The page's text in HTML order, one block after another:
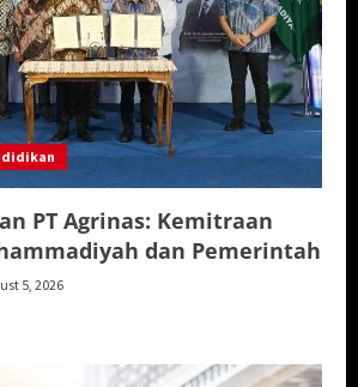
PT Agrinas: Kemitraan
dan Pemerintah
5, 2026